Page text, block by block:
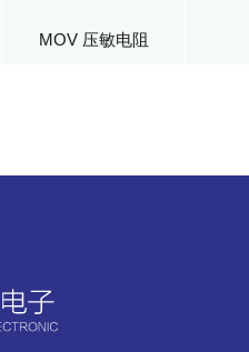
MOV 压敏电阻